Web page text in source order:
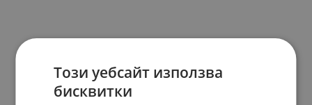
Този уебсайт използва
бисквитки